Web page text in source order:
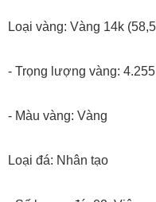
Loại vàng: Vàng 14k
- Trọng lượng vàng:
- Màu vàng: Vàng
Loại đá: Nhân tạo